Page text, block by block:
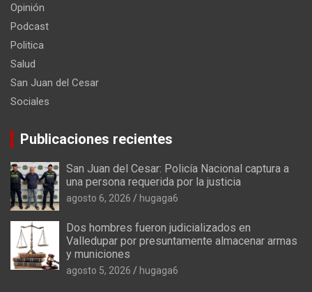
Opinión
Podcast
Politica
Salud
San Juan del Cesar
Sociales
Publicaciones recientes
San Juan del Cesar: Policía Nacional captura a
una persona requerida por la justicia
agosto 6, 2026 hugaga6
Dos hombres fueron judicializados en
Valledupar por presuntamente almacenar armas
y municiones
agosto 5, 2026 hugaga6